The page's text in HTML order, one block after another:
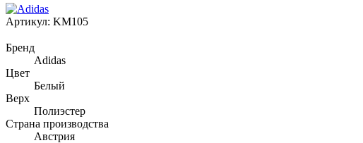
Артикул: KM105
Бренд
Adidas
Цвет
Белый
Верх
Полиэстер
Страна производства
Австрия